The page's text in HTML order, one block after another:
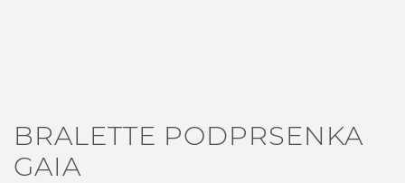
BRALETTE PODPRSENKA
GAIA